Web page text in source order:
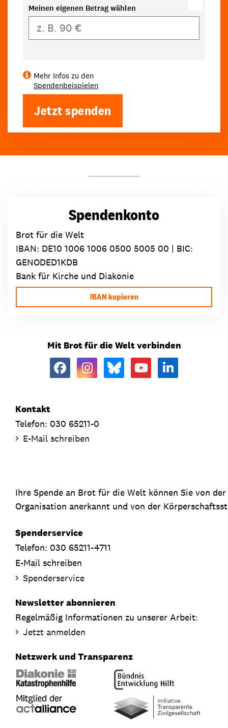
Meinen eigenen Betrag wählen
Mehr Infos zu den
Spendenbeispielen
Jetzt spenden
Spendenkonto
Brot für die Welt
IBAN: DE10 1006 1006 0500 5005 00 | BIC:
GENODED1KDB
Bank für Kirche und Diakonie
IBAN kopieren
Mit Brot für die Welt verbinden
Kontakt
Telefon: 030 65211-0
E-Mail schreiben
Ihre Spende an Brot für die Welt können Sie von
Organisation anerkannt und von der
Spenderservice
Telefon: 030 65211-4711
E-Mail schreiben
Spenderservice
Newsletter abonnieren
Regelmäßig Informationen zu unserer Arbeit:
Jetzt anmelden
Netzwerk und Transparenz